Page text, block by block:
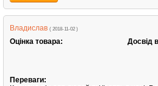
Владислав ( 2018-11-02 )
Оцінка товара: Досвід
Переваги: